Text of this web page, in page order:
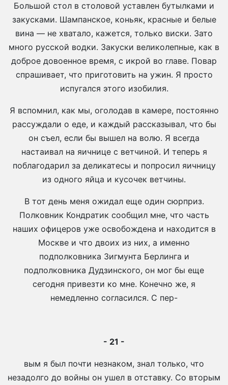
Большой стол в столовой уставлен бутылками и
закусками. Шампанское, коньяк, красные и белые
вина — не хватало, кажется, только виски. Зато
много русской водки. Закуски великолепные, как в
доброе довоенное время, с икрой во главе. Повар
спрашивает, что приготовить на ужин. Я просто
испугался этого изобилия.
Я вспомнил, как мы, оголодав в камере, постоянно
рассуждали о еде, и каждый рассказывал, что бы
он съел, если бы вышел на волю. Я всегда
настаивал на яичнице с ветчиной. И теперь я
поблагодарил за деликатесы и попросил яичницу
из одного яйца и кусочек ветчины.
В тот день меня ожидал еще один сюрприз.
Полковник Кондратик сообщил мне, что часть
наших офицеров уже освобождена и находится в
Москве и что двоих из них, а именно
подполковника Зигмунта Берлинга и
подполковника Дудзинского, он мог бы еще
сегодня привезти ко мне. Конечно же, я
немедленно согласился. С пер-
- 21 -
вым я был почти незнаком, знал только, что
незадолго до войны он ушел в отставку. Со вторым